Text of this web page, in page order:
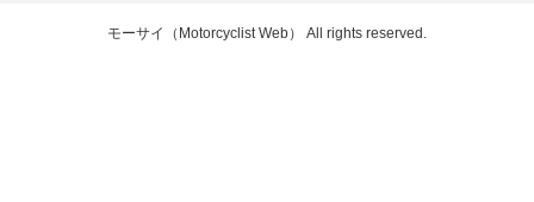
モーサイ（Motorcyclist Web） All rights reserved.